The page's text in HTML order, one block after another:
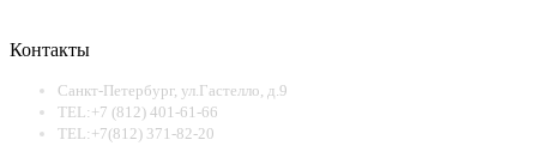
Контакты
Санкт-Петербург, ул.Гастелло, д.9
TEL:+7 (812) 401-61-66
TEL:+7(812) 371-82-20